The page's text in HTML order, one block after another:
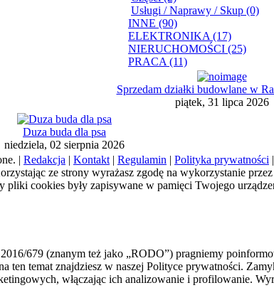
Usługi / Naprawy / Skup (0)
INNE (90)
ELEKTRONIKA (17)
NIERUCHOMOŚCI (25)
PRACA (11)
Sprzedam działki budowlane w
piątek, 31 lipca 2026
Duza buda dla psa
niedziela, 02 sierpnia 2026
| Redakcja | Kontakt | Regulamin | Polityka prywatności |
ze strony wyrażasz zgodę na wykorzystanie
pliki cookies były zapisywane w pamięci Twojego
679 (znanym też jako „RODO”) pragniemy
ten temat znajdziesz w naszej Polityce prywatności.
włączając ich analizowanie i profilowanie.